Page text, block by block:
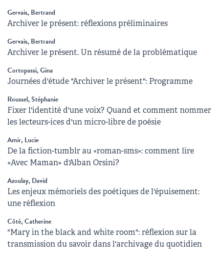
Gervais, Bertrand
Archiver le présent: réflexions préliminaires
Gervais, Bertrand
Archiver le présent. Un résumé de la problématique
Cortopassi, Gina
Journées d'étude "Archiver le présent": Programme
Roussel, Stéphanie
Fixer l'identité d'une voix? Quand et comment nommer
les lecteurs-ices d'un micro-libre de poésie
Amir, Lucie
De la fiction-tumblr au «roman-sms»: comment lire
«Avec Maman» d'Alban Orsini?
Azoulay, David
Les enjeux mémoriels des poétiques de l'épuisement:
une réflexion
Côté, Catherine
"Mary in the black and white room": réflexion sur la
transmission du savoir dans l'archivage du quotidien